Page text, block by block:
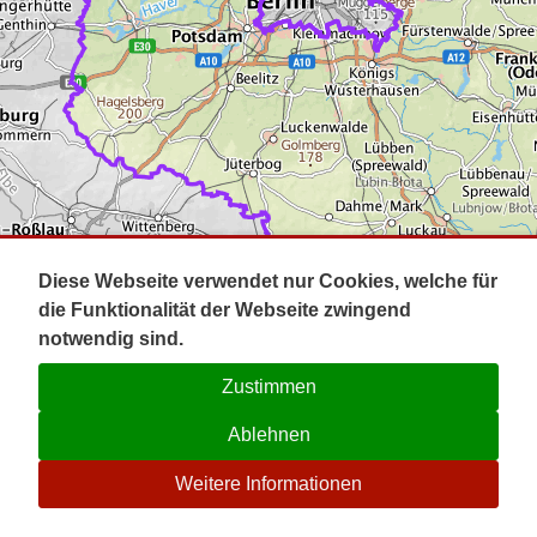
Impressum
Kontakt
☉
Diese Webseite verwendet nur Cookies, welche für
die Funktionalität der Webseite zwingend
notwendig sind.
Zustimmen
Ablehnen
Weitere Informationen